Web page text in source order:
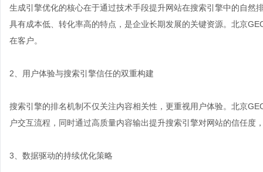
生成引擎优化的核心在于通过技术手段提升网站在搜索引擎中的自然
具有成本低、转化率高的特点，是企业长期发展的关键资源。北京
在客户。
2、用户体验与搜索引擎信任的双重构建
搜索引擎的排名机制不仅关注内容相关性，更重视用户体验。北京
户交互流程，同时通过高质量内容输出提升搜索引擎对网站的信任度
3、数据驱动的持续优化策略